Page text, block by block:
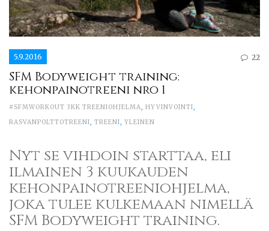
5.9.2016 22
SFM Bodyweight training:
kehonpainotreeni nro 1
#SFMWORKOUT 3KK TREENIOHJELMA, HYVINVOINTI,
RASVANPOLTTOTREENI, TREENI, YLEINEN
Nyt se vihdoin starttaa, eli
ilmainen 3 kuukauden
kehonpainotreeniohjelma,
joka tulee kulkemaan nimellä
SFM Bodyweight training.